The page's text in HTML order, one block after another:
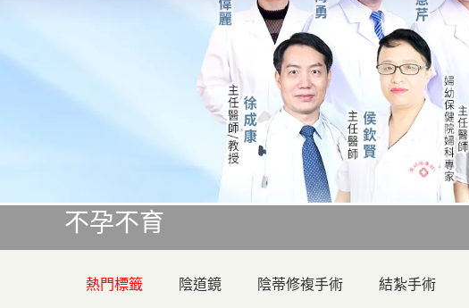
不孕不育
熱門標籤 陰道鏡 陰蒂修複手術 結紮手術